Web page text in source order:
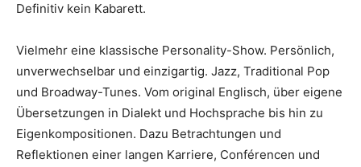
Definitiv kein Kabarett.
Vielmehr eine klassische Personality-Show. Persönlich,
unverwechselbar und einzigartig. Jazz, Traditional Pop
und Broadway-Tunes. Vom original Englisch, über eigene
Übersetzungen in Dialekt und Hochsprache bis hin zu
Eigenkompositionen. Dazu Betrachtungen und
Reflektionen einer langen Karriere, Conférencen und